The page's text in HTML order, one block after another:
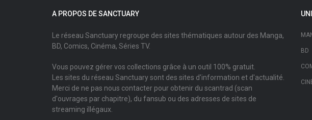
A PROPOS DE SANCTUARY
Le réseau Sanctuary regroupe des sites thématiques autour des Manga,
BD, Comics, Cinéma, Séries TV.
Vous pouvez gérer vos collections grâce à un outil 100% gratuit.
Les sites du réseau Sanctuary sont des sites d'information et d'actualité.
Merci de ne pas nous contacter pour obtenir du scantrad (scan
d'ouvrages par chapitre), du fansub ou des adresses de sites de
streaming illégaux.
BD